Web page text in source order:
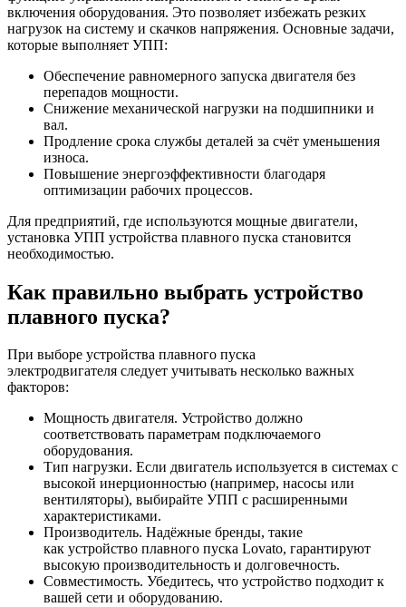
включения оборудования. Это позволяет избежать резких
нагрузок на систему и скачков напряжения. Основные задачи,
которые выполняет УПП:
Обеспечение равномерного запуска двигателя без
перепадов мощности.
Снижение механической нагрузки на подшипники и
вал.
Продление срока службы деталей за счёт уменьшения
износа.
Повышение энергоэффективности благодаря
оптимизации рабочих процессов.
Для предприятий, где используются мощные двигатели,
установка УПП устройства плавного пуска становится
необходимостью.
Как правильно выбрать устройство
плавного пуска?
При выборе устройства плавного пуска
электродвигателя следует учитывать несколько важных
факторов:
Мощность двигателя. Устройство должно
соответствовать параметрам подключаемого
оборудования.
Тип нагрузки. Если двигатель используется в системах с
высокой инерционностью (например, насосы или
вентиляторы), выбирайте УПП с расширенными
характеристиками.
Производитель. Надёжные бренды, такие
как устройство плавного пуска Lovato, гарантируют
высокую производительность и долговечность.
Совместимость. Убедитесь, что устройство подходит к
вашей сети и оборудованию.